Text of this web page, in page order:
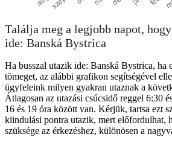
Találja meg a legjobb napot,
ide: Banská Bystrica
Ha busszal utazik ide: Banská Bystrica, ha
tömeget, az alábbi grafikon segítségével
ügyfeleink milyen gyakran utaznak a
Átlagosan az utazási csúcsidő reggel 6:30
16 és 19 óra között van. Kérjük, tartsa ezt
kiindulási pontra utazik, mert előfordulhat,
szüksége az érkezéshez, különösen a